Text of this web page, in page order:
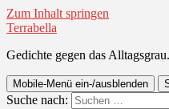
Zum Inhalt springen
Terrabella
Gedichte gegen das
Mobile-Menü ein-/ausblenden
Suche nach: